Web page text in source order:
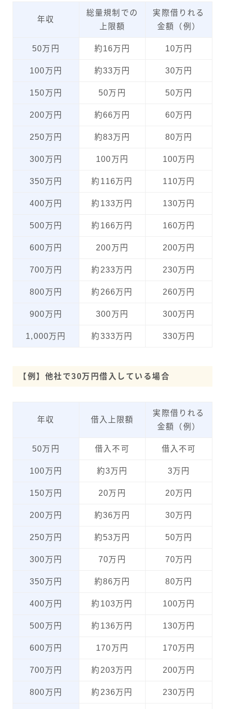
年収
総量規制での
上限額
実際借りれる
金額（例）
50万円 約16万円 10万円
100万円 約33万円 30万円
150万円 50万円 50万円
200万円 約66万円 60万円
250万円 約83万円 80万円
300万円 100万円 100万円
350万円 約116万円 110万円
400万円 約133万円 130万円
500万円 約166万円 160万円
600万円 200万円 200万円
700万円 約233万円 230万円
800万円 約266万円 260万円
900万円 300万円 300万円
1,000万円 約333万円 330万円
【例】他社で30万円借入している場合
年収 借入上限額
実際借りれる
金額（例）
50万円 借入不可 借入不可
100万円 約3万円 3万円
150万円 20万円 20万円
200万円 約36万円 30万円
250万円 約53万円 50万円
300万円 70万円 70万円
350万円 約86万円 80万円
400万円 約103万円 100万円
500万円 約136万円 130万円
600万円 170万円 170万円
700万円 約203万円 200万円
800万円 約236万円 230万円